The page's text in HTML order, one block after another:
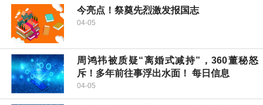
今亮点！祭奠先烈激发报国志
04-05
周鸿祎被质疑“离婚式减持”，360董秘怒
斥！多年前往事浮出水面！ 每日信息
04-05